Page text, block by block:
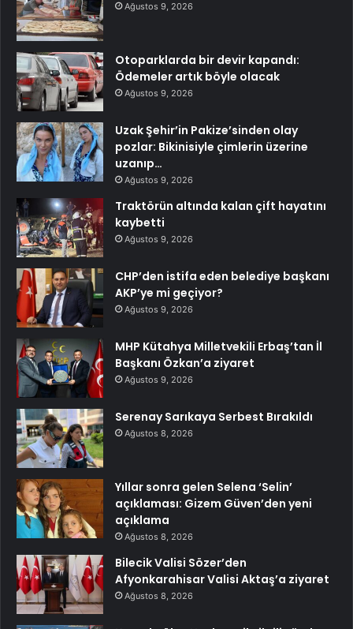
Ağustos 9, 2026
Otoparklarda bir devir kapandı:
Ödemeler artık böyle olacak
Ağustos 9, 2026
Uzak Şehir’in Pakize’sinden olay
pozlar: Bikinisiyle çimlerin üzerine
uzanıp…
Ağustos 9, 2026
Traktörün altında kalan çift hayatını
kaybetti
Ağustos 9, 2026
CHP’den istifa eden belediye başkanı
AKP’ye mi geçiyor?
Ağustos 9, 2026
MHP Kütahya Milletvekili Erbaş’tan İl
Başkanı Özkan’a ziyaret
Ağustos 9, 2026
Serenay Sarıkaya Serbest Bırakıldı
Ağustos 8, 2026
Yıllar sonra gelen Selena ‘Selin’
açıklaması: Gizem Güven’den yeni
açıklama
Ağustos 8, 2026
Bilecik Valisi Sözer’den
Afyonkarahisar Valisi Aktaş’a ziyaret
Ağustos 8, 2026